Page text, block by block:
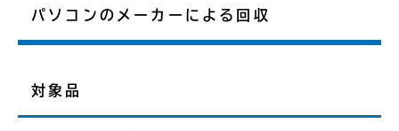
パソコンのメーカーによる回収
対象品